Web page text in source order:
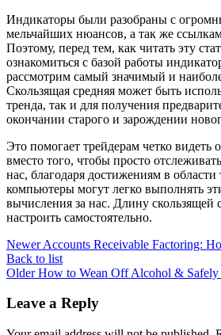
Индикаторы были разобраны с
мельчайших нюансов, а так же
Поэтому, перед тем, как читать эту
ознакомиться с базой работы
рассмотрим самый значимый и
Скользящая средняя может быть
тренда, так и для получения
окончании старого и зарождении
Это помогает трейдерам четко
вместо того, чтобы просто
нас, благодаря достижениям в области
компьютеры могут легко выполнять
вычисления за нас. Длину скользящей
настроить самостоятельно.
Newer Accounts Receivable Factoring:
Back to list
Older How to Wean Off Alcohol &
Leave a Reply